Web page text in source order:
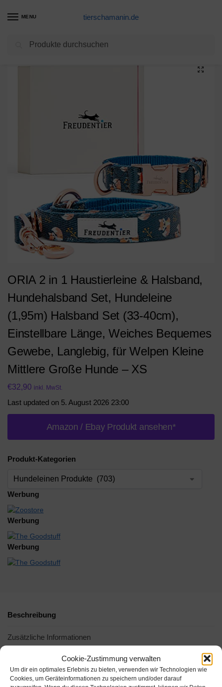
Cookie-Zustimmung verwalten
Um dir ein optimales Erlebnis zu bieten, verwenden wir Technologien wie
Cookies, um Geräteinformationen zu speichern und/oder darauf
MENU tierschamanin.de
Hundeleinen Produkte / ORIA 2 in 1 Haustierleine & Halsband, Hundehalsband Set, Hundeleine (1,95m) Halsband Set (33-40cm), Einstellbare Länge, Weiches Bequemes Gewebe, Langlebig, für Welpen Kleine Mittlere Große Hunde – XS
ORIA 2 in 1 Haustierleine & Halsband,
Hundehalsband Set, Hundeleine
(1,95m) Halsband Set (33-40cm),
Einstellbare Länge, Weiches Bequemes
Gewebe, Langlebig, für Welpen Kleine
Mittlere Große Hunde – XS
€32,90 inkl. MwSt.
Last updated on 5. August 2026 23:00
Amazon / Ebay Produkt ansehen*
Produkt-Kategorien
Werbung
Werbung
Werbung
Beschreibung
Zusätzliche Informationen